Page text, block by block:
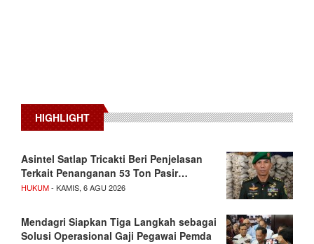
HIGHLIGHT
Asintel Satlap Tricakti Beri Penjelasan
Terkait Penanganan 53 Ton Pasir…
HUKUM- KAMIS, 6 AGU 2026
Mendagri Siapkan Tiga Langkah sebagai
Solusi Operasional Gaji Pegawai Pemda